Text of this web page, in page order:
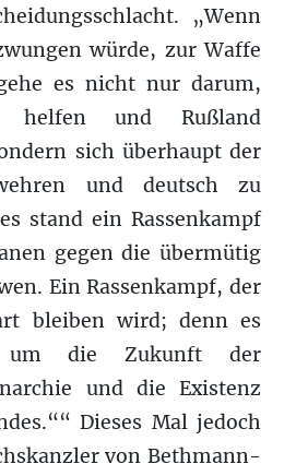
„Wenn
würde, zur Waffe
es nicht nur darum,
helfen und Rußland
sich überhaupt der
und deutsch zu
stand ein Rassenkampf
gegen die übermütig
Ein Rassenkampf, der
bleiben wird; denn es
um die Zukunft der
und die Existenz
Dieses Mal jedoch
von Bethmann-